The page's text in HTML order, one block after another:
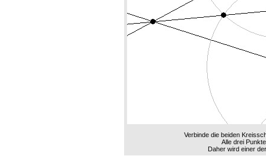
Verbinde die beiden
Alle drei
Daher wird einer